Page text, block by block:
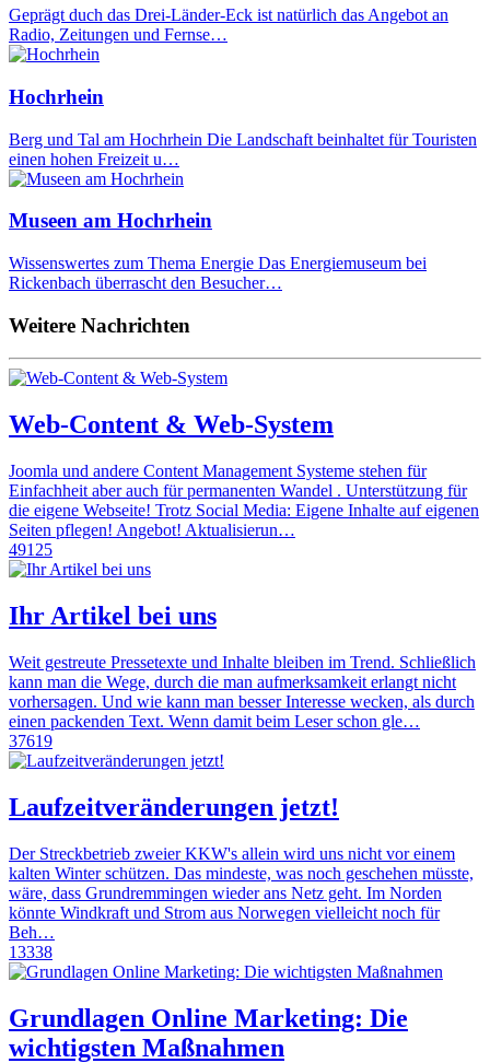
Geprägt duch das Drei-Länder-Eck ist natürlich das Angebot an
Radio, Zeitungen und Fernse…
Hochrhein
Berg und Tal am Hochrhein Die Landschaft beinhaltet für Touristen
einen hohen Freizeit u…
Museen am Hochrhein
Wissenswertes zum Thema Energie Das Energiemuseum bei
Rickenbach überrascht den Besucher…
Weitere Nachrichten
Web-Content & Web-System
Joomla und andere Content Management Systeme stehen für
Einfachheit aber auch für permanenten Wandel . Unterstützung für
die eigene Webseite! Trotz Social Media: Eigene Inhalte auf eigenen
Seiten pflegen! Angebot! Aktualisierun…
49125
Ihr Artikel bei uns
Weit gestreute Pressetexte und Inhalte bleiben im Trend. Schließlich
kann man die Wege, durch die man aufmerksamkeit erlangt nicht
vorhersagen. Und wie kann man besser Interesse wecken, als durch
einen packenden Text. Wenn damit beim Leser schon gle…
37619
Laufzeitveränderungen jetzt!
Der Streckbetrieb zweier KKW's allein wird uns nicht vor einem
kalten Winter schützen. Das mindeste, was noch geschehen müsste,
wäre, dass Grundremmingen wieder ans Netz geht. Im Norden
könnte Windkraft und Strom aus Norwegen vielleicht noch für
Beh…
13338
Grundlagen Online Marketing: Die
wichtigsten Maßnahmen